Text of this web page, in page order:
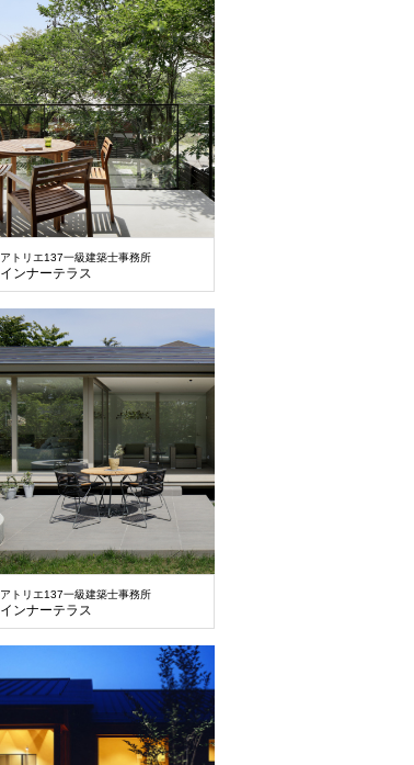
アトリエ137一級建築士事務所
インナーテラス
アトリエ137一級建築士事務所
インナーテラス